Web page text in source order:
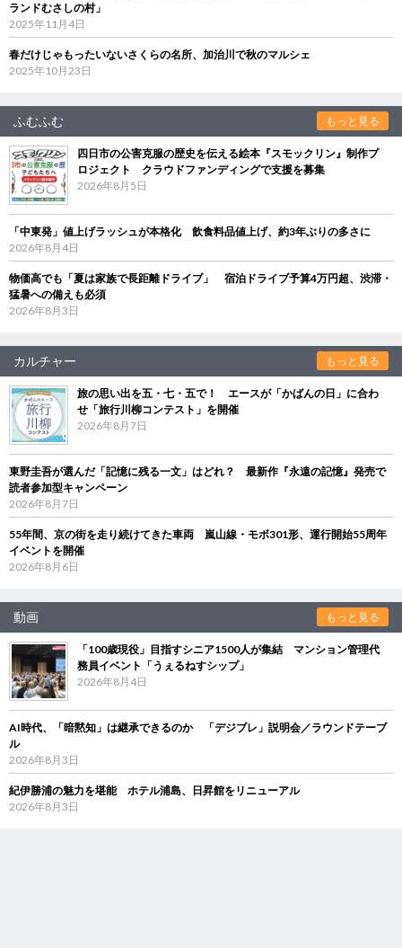
ランドむさしの村」
2025年11月4日
春だけじゃもったいないさくらの名所、加治川で秋のマルシェ
2025年10月23日
ふむふむ もっと見る
四日市の公害克服の歴史を伝える絵本『スモックリン』制作プ
ロジェクト クラウドファンディングで支援を募集
2026年8月5日
「中東発」値上げラッシュが本格化 飲食料品値上げ、約3年ぶりの多さに
2026年8月4日
物価高でも「夏は家族で長距離ドライブ」 宿泊ドライブ予算4万円超、渋滞・
猛暑への備えも必須
2026年8月3日
カルチャー もっと見る
旅の思い出を五・七・五で！ エースが「かばんの日」に合わ
せ「旅行川柳コンテスト」を開催
2026年8月7日
東野圭吾が選んだ「記憶に残る一文」はどれ？ 最新作『永遠の記憶』発売で
読者参加型キャンペーン
2026年8月7日
55年間、京の街を走り続けてきた車両 嵐山線・モボ301形、運行開始55周年
イベントを開催
2026年8月6日
動画 もっと見る
「100歳現役」目指すシニア1500人が集結 マンション管理代
務員イベント「うぇるねすシップ」
2026年8月4日
AI時代、「暗黙知」は継承できるのか 「デジブレ」説明会／ラウンドテーブ
ル
2026年8月3日
紀伊勝浦の魅力を堪能 ホテル浦島、日昇館をリニューアル
2026年8月3日